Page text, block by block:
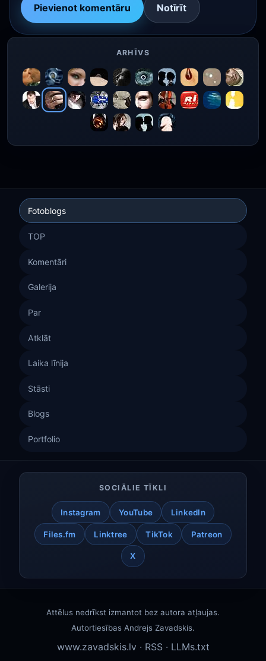
Pievienot komentāru Notīrīt
ARHĪVS
Fotoblogs
TOP
Komentāri
Galerija
Par
Atklāt
Laika līnija
Stāsti
Blogs
Portfolio
SOCIĀLIE TĪKLI
Instagram YouTube LinkedIn
Files.fm Linktree TikTok Patreon
X
Attēlus nedrīkst izmantot bez autora atļaujas.
Autortiesības Andrejs Zavadskis.
www.zavadskis.lv · RSS · LLMs.txt